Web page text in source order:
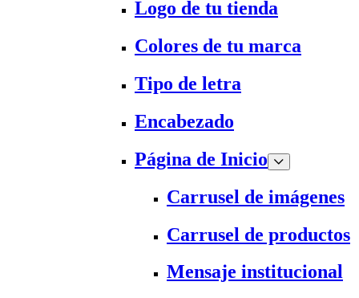
Logo de tu tienda
Colores de tu marca
Tipo de letra
Encabezado
Página de Inicio
Carrusel de imágenes
Carrusel de productos
Mensaje institucional